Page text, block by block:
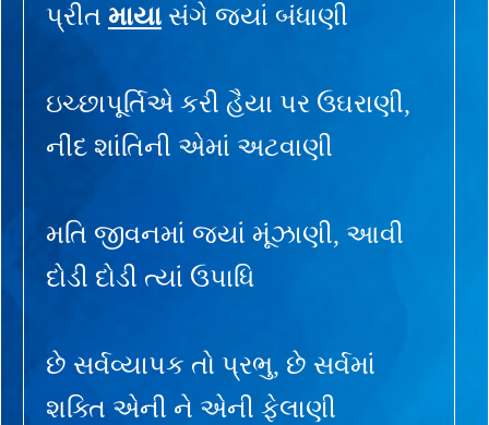
પ્રીત માયા સંગે જ્યાં બંધાણી
ઇચ્છાપૂર્તિએ કરી હૈયા પર ઉઘરાણી,
નીંદ શાંતિની એમાં અટવાણી
મતિ જીવનમાં જ્યાં મૂંઝાણી, આવી
દોડી દોડી ત્યાં ઉપાધિ
છે સર્વવ્યાપક તો પ્રભુ, છે સર્વમાં
શક્તિ એની ને એની ફેલાણી